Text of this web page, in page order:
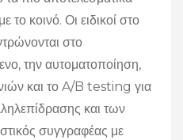
το κοινό. Οι ειδικοί στο
στο
την αυτοματοποίηση,
και το A/B testing για
και των
συγγραφέας με